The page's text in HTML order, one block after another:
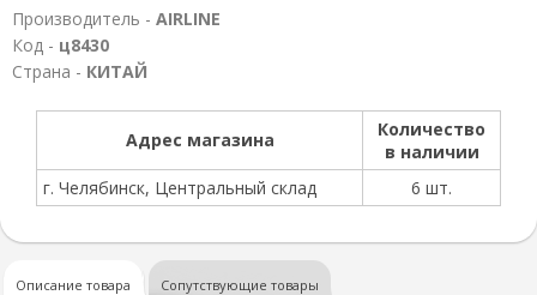
Производитель - AIRLINE
Код - ц8430
Страна - КИТАЙ
Адрес магазина
Количество
в наличии
г. Челябинск, Центральный склад
6 шт.
Описание товара Сопутствующие товары